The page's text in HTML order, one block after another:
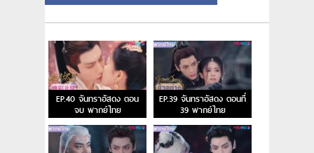
EP.40 จันทราอัสดง ตอน
จบ พากย์ไทย
EP.39 จันทราอัสดง ตอนที่
39 พากย์ไทย